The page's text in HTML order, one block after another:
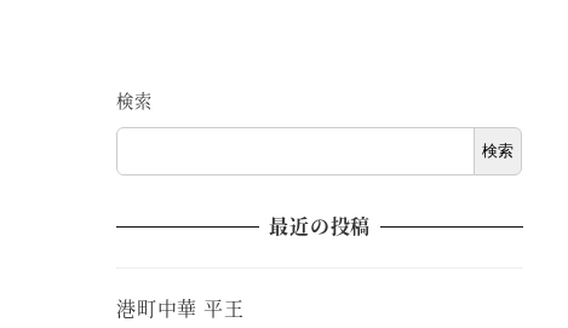
検索
検索
最近の投稿
港町中華 平王